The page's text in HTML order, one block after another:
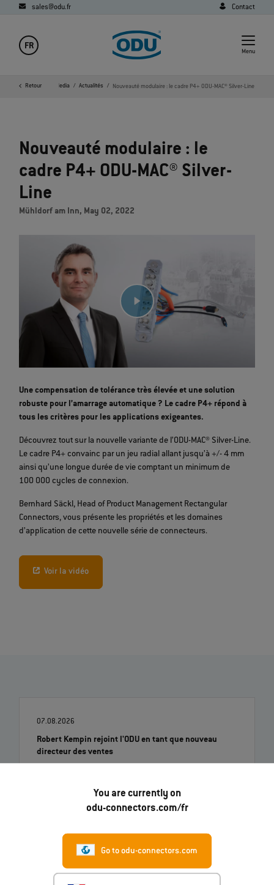
You are currently on
odu-connectors.com/fr
Go to odu-connectors.com
sales@odu.fr Contact
FR
Menu
Retour
Société Media Actualités Nouveauté modulaire : le cadre P4+ ODU-MAC® Silver-Line
Nouveauté modulaire : le
cadre P4+ ODU-MAC® Silver-
Line
Mühldorf am Inn, May 02, 2022
Une compensation de tolérance très élevée et une solution
robuste pour l’amarrage automatique ? Le cadre P4+ répond à
tous les critères pour les applications exigeantes.
Découvrez tout sur la nouvelle variante de l’ODU-MAC® Silver-Line.
Le cadre P4+ convainc par un jeu radial allant jusqu’à +/- 4 mm
ainsi qu’une longue durée de vie comptant un minimum de
100 000 cycles de connexion.
Bernhard Säckl, Head of Product Management Rectangular
Connectors, vous présente les propriétés et les domaines
d’application de cette nouvelle série de connecteurs.
Voir la vidéo
07.08.2026
Robert Kempin rejoint l'ODU en tant que nouveau
directeur des ventes
ODU-MAC® RAPID : nouvelle variante avec housing
En lire davantage